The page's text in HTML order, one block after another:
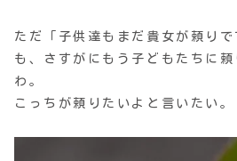
ただ「子供達もまだ貴女が頼り
も、さすがにもう子どもたちに
わ。
こっちが頼りたいよと言いたい。